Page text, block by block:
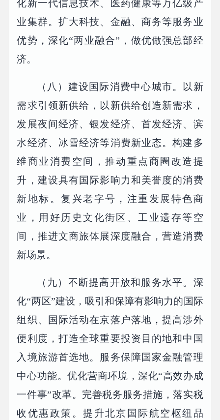
化新一代信息技术、医药健康等万亿级产
业集群。扩大科技、金融、商务等服务业
优势，深化“两业融合”，做优做强总部经
济。
（八）建设国际消费中心城市。以新
需求引领新供给，以新供给创造新需求，
发展夜间经济、银发经济、首发经济、滨
水经济、冰雪经济等消费新业态。构建多
维商业消费空间，推动重点商圈改造提
升，建设具有国际影响力和美誉度的消费
新地标。复兴老字号，注重发展特色商
业，用好历史文化街区、工业遗存等空
间，推进文商旅体展深度融合，营造消费
新场景。
（九）不断提高开放和服务水平。深
化“两区”建设，吸引和保障有影响力的国际
组织、国际活动在京落户落地，提高涉外
便利度，打造全球重要投资目的地和中国
入境旅游首选地。服务保障国家金融管理
中心功能。优化营商环境，深化“高效办成
一件事”改革。完善税务服务措施，落实税
收优惠政策。提升北京国际航空枢纽品